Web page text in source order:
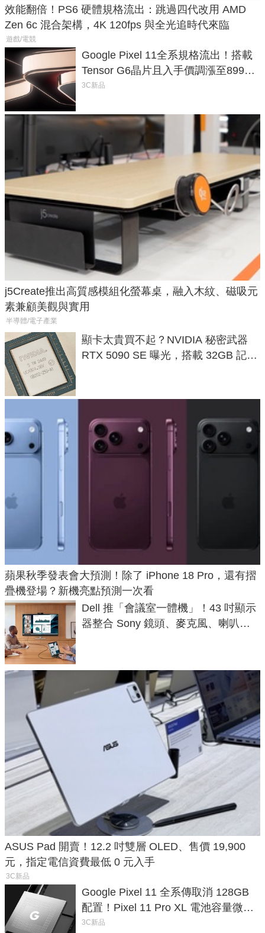
效能翻倍！PS6 硬體規格流出：跳過四代改用 AMD
Zen 6c 混合架構，4K 120fps 與全光追時代來臨
遊戲/電競
Google Pixel 11全系規格流出！搭載
Tensor G6晶片且入手價調漲至899美
元
3C新品
j5Create推出高質感模組化螢幕桌，融入木紋、磁吸元
素兼顧美觀與實用
半導體/電子產業
顯卡太貴買不起？NVIDIA 秘密武器
RTX 5090 SE 曝光，搭載 32GB 記憶
蘋果秋季發表會大預測！除了 iPhone 18 Pro，還有摺
疊機登場？新機亮點預測一次看
Dell 推「會議室一體機」！43 吋顯示
器整合 Sony 鏡頭、麥克風、喇叭，
ASUS Pad 開賣！12.2 吋雙層 OLED、售價 19,900
元，指定電信資費最低 0 元入手
3C新品
Google Pixel 11 全系傳取消 128GB
配置！Pixel 11 Pro XL 電池容量微降
1.6%
3C新品